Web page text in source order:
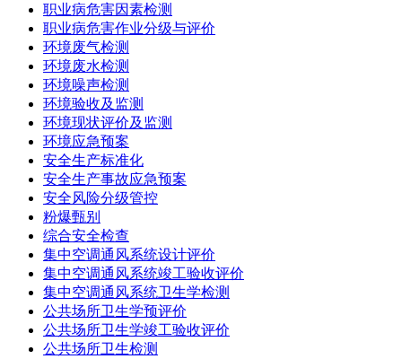
职业病危害因素检测
职业病危害作业分级与评价
环境废气检测
环境废水检测
环境噪声检测
环境验收及监测
环境现状评价及监测
环境应急预案
安全生产标准化
安全生产事故应急预案
安全风险分级管控
粉爆甄别
综合安全检查
集中空调通风系统设计评价
集中空调通风系统竣工验收评价
集中空调通风系统卫生学检测
公共场所卫生学预评价
公共场所卫生学竣工验收评价
公共场所卫生检测